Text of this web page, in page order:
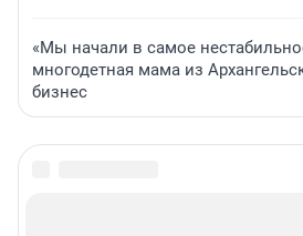
«Мы начали в самое
многодетная мама из
бизнес